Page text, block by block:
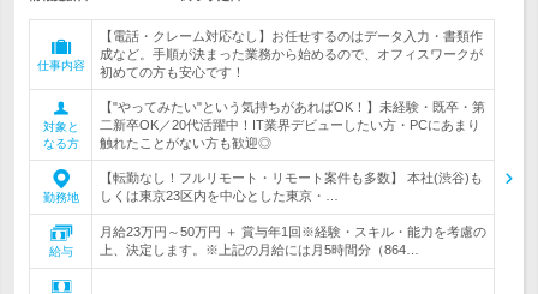
仕事内容
【電話・クレーム対応なし】お任せするのはデータ入力・書類作
成など。手順が決まった業務から始めるので、オフィスワークが
初めての方も安心です！
対象と
なる方
【"やってみたい"という気持ちがあればOK！】未経験・既卒・第
二新卒OK／20代活躍中！IT業界デビューしたい方・PCにあまり
触れたことがない方も歓迎◎
勤務地
【転勤なし！フルリモート・リモート案件も多数】 本社(渋谷)も
しくは東京23区内を中心とした東京・…
給与
月給23万円～50万円 ＋ 賞与年1回※経験・スキル・能力を考慮の
上、決定します。※上記の月給には月5時間分（864…